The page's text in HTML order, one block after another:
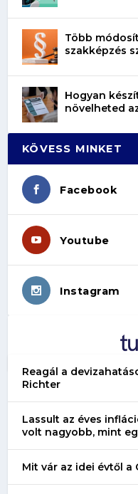
Több
szakképzés
Hogyan
növelheted
KÖVESS MINKET
Facebook
Youtube
Instagram
Reagál a
Richter
Lassult az éves
volt nagyobb, mint
Mit vár az idei évtől a